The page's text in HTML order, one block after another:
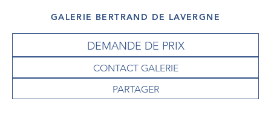
GALERIE BERTRAND DE LAVERGNE
DEMANDE DE PRIX
CONTACT GALERIE